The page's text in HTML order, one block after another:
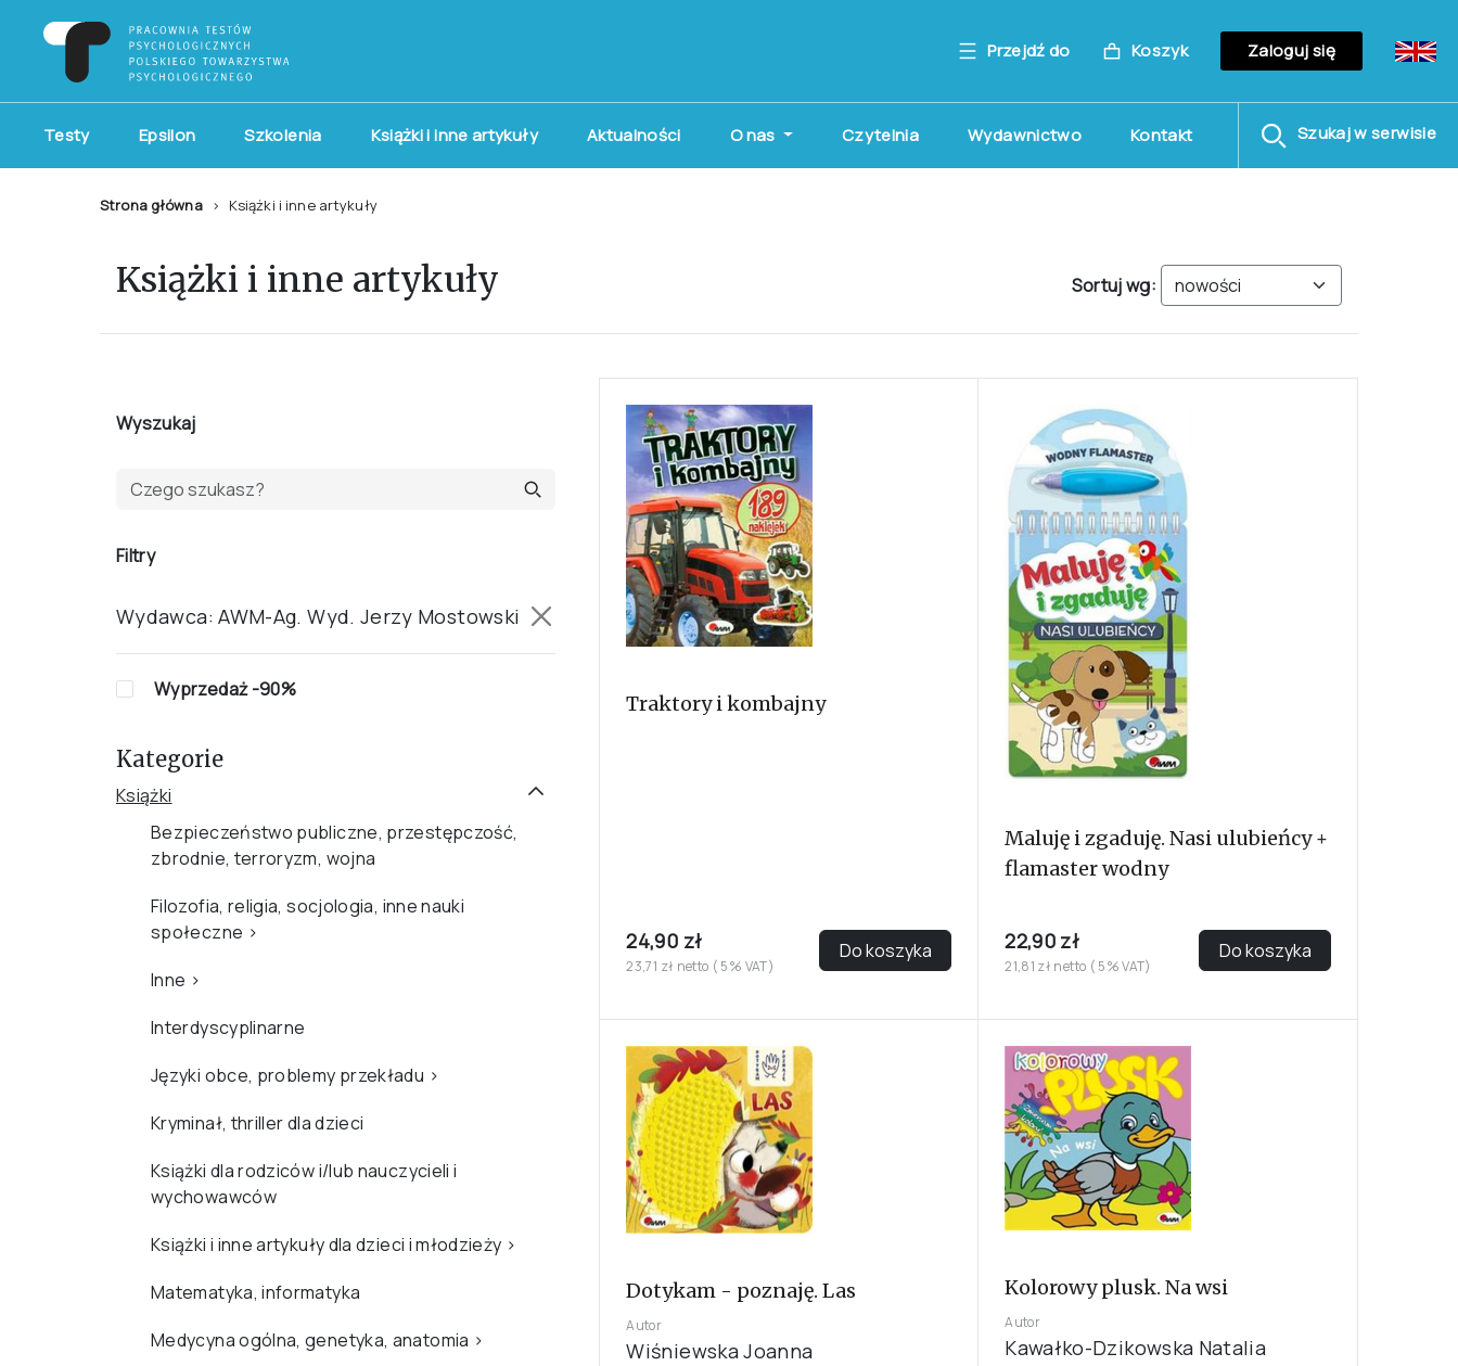
Przejdź do Koszyk Zaloguj się
Testy Epsilon Szkolenia Książki i inne artykuły Aktualności O nas Czytelnia Wydawnictwo Kontakt Szukaj w serwisie
Strona główna Książki i inne artykuły
Książki i inne artykuły Sortuj wg:
Wyszukaj
Filtry
Wydawca: AWM-Ag. Wyd. Jerzy Mostowski
Wyprzedaż -90%
Kategorie
Książki
Bezpieczeństwo publiczne, przestępczość,
zbrodnie, terroryzm, wojna
Filozofia, religia, socjologia, inne nauki
społeczne ›
Inne ›
Interdyscyplinarne
Języki obce, problemy przekładu ›
Kryminał, thriller dla dzieci
Książki dla rodziców i/lub nauczycieli i
wychowawców
Książki i inne artykuły dla dzieci i młodzieży ›
Matematyka, informatyka
Medycyna ogólna, genetyka, anatomia ›
Traktory i kombajny
24,90 zł
23,71 zł netto ( 5% VAT)
Do koszyka
Maluję i zgaduję. Nasi ulubieńcy +
flamaster wodny
22,90 zł
21,81 zł netto ( 5% VAT)
Do koszyka
Dotykam - poznaję. Las
Autor
Wiśniewska Joanna
Kolorowy plusk. Na wsi
Autor
Kawałko-Dzikowska Natalia